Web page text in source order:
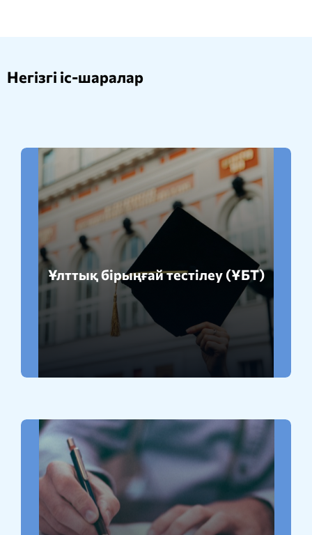
Негізгі іс-шаралар
Ұлттық бірыңғай тестілеу (ҰБТ)
Толығырақ